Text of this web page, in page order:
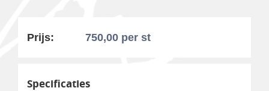
Prijs: 750,00 per st
Specificaties